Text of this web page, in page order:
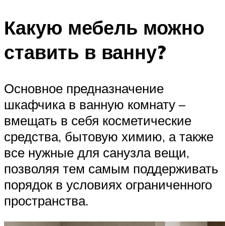
Какую мебель можно
ставить в ванну?
Основное предназначение
шкафчика в ванную комнату –
вмещать в себя косметические
средства, бытовую химию, а также
все нужные для санузла вещи,
позволяя тем самым поддерживать
порядок в условиях ограниченного
пространства.